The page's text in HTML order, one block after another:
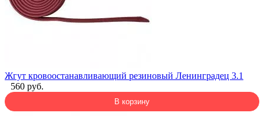
Жгут кровоостанавливающий резиновый Ленинградец 3.1
560 руб.
В корзину